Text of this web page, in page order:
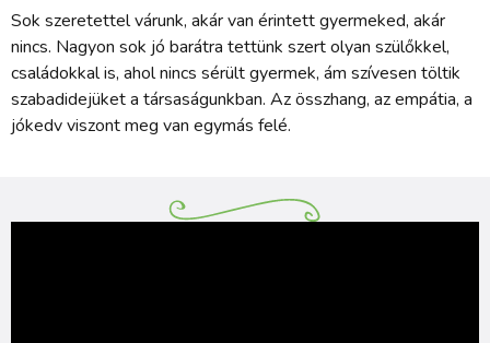
Sok szeretettel várunk, akár van érintett gyermeked, akár
nincs. Nagyon sok jó barátra tettünk szert olyan szülőkkel,
családokkal is, ahol nincs sérült gyermek, ám szívesen töltik
szabadidejüket a társaságunkban. Az összhang, az empátia, a
jókedv viszont meg van egymás felé.